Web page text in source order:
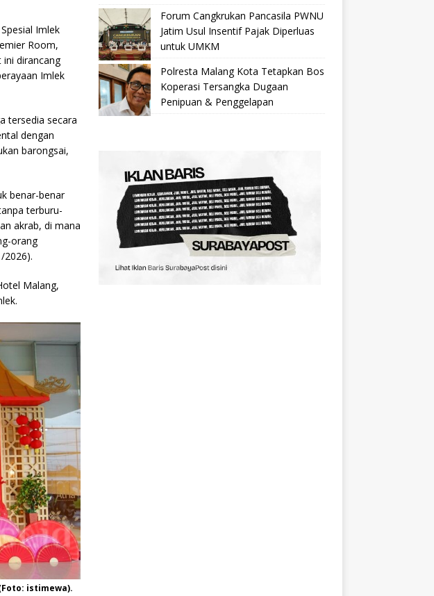
Imlek
Room,
dirancang
Imlek
tersedia secara
dengan
barongsai,
benar-benar
terburu-
akrab, di mana
orang
2026).
Malang,
istimewa).
Forum Cangkrukan Pancasila PWNU
Jatim Usul Insentif Pajak Diperluas
untuk UMKM
Polresta Malang Kota Tetapkan Bos
Koperasi Tersangka Dugaan
Penipuan & Penggelapan